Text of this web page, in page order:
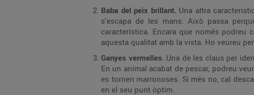
Baba del peix brillant. Una altra
s'escapa de les mans. Això passa
característica. Encara que només
aquesta qualitat amb la vista. Ho veureu
Ganyes vermelles. Una de les claus per
En un animal acabat de pescar, podreu
es tornen marronoses. Si més no, cal
en el seu punt òptim.